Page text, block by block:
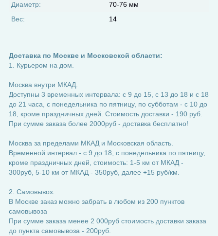
Диаметр:
70-76 мм
Вес:
14
Доставка по Москве и Московской области:
1. Курьером на дом.
Москва внутри МКАД.
Доступны 3 временных интервала: с 9 до 15, с 13 до 18 и с 18
до 21 часа, с понедельника по пятницу, по субботам - с 10 до
18, кроме праздничных дней. Стоимость доставки - 190 руб.
При сумме заказа более 2000руб - доставка бесплатно!
Москва за пределами МКАД и Московская область.
Временной интервал - с 9 до 18, с понедельника по пятницу,
кроме праздничных дней, стоимость: 1-5 км от МКАД -
300руб, 5-10 км от МКАД - 350руб, далее +15 руб/км.
2. Самовывоз.
В Москве заказ можно забрать в любом из 200 пунктов
самовывоза
При сумме заказа менее 2 000руб стоимость доставки заказа
до пункта самовывоза - 200руб.